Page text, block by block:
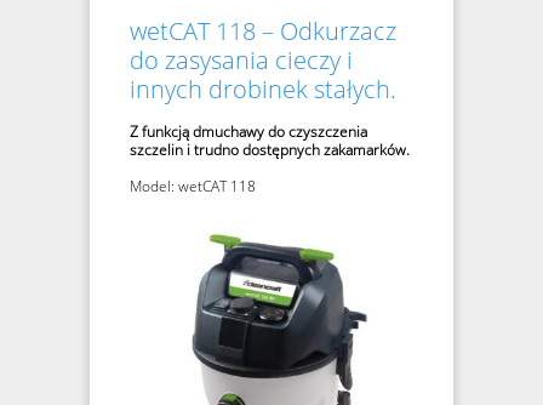
wetCAT 118 – Odkurzacz
do zasysania cieczy i
innych drobinek stałych.
Z funkcją dmuchawy do czyszczenia
szczelin i trudno dostępnych zakamarków.
Model: wetCAT 118